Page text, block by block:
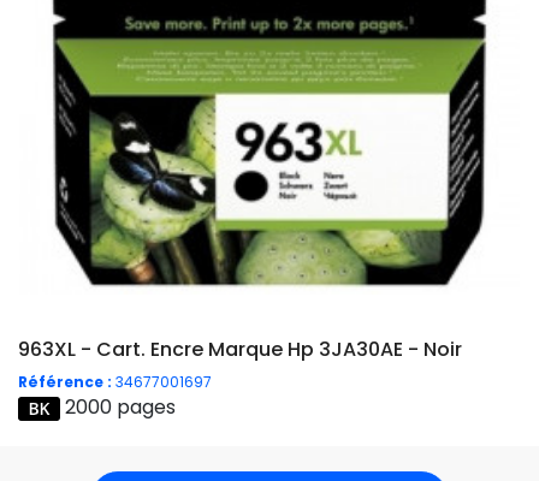
963XL - Cart. Encre Marque Hp 3JA30AE - Noir
Référence : 34677001697
2000 pages